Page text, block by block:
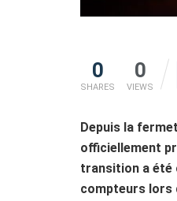
0
SHARES
0
VIEWS
Depuis la
officiellement
transition a été
compteurs lors